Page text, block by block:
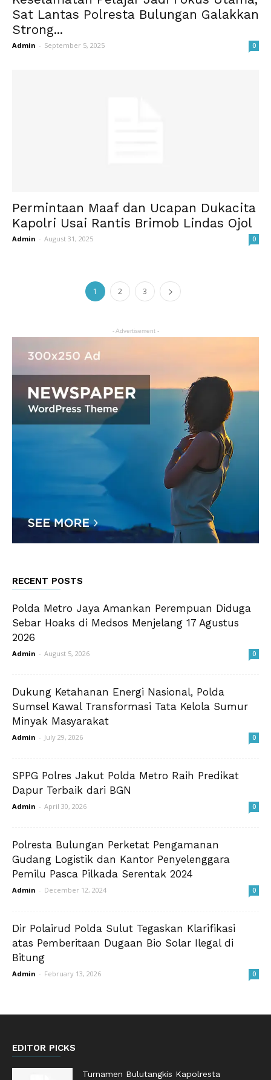
Sat Lantas Polresta Bulungan Galakkan
Strong...
Admin - September 5, 2025 0
Permintaan Maaf dan Ucapan Dukacita
Kapolri Usai Rantis Brimob Lindas Ojol
Admin - August 31, 2025 0
1 2 3
- Advertisement -
RECENT POSTS
Polda Metro Jaya Amankan Perempuan Diduga
Sebar Hoaks di Medsos Menjelang 17 Agustus
2026
Admin - August 5, 2026 0
Dukung Ketahanan Energi Nasional, Polda
Sumsel Kawal Transformasi Tata Kelola Sumur
Minyak Masyarakat
Admin - July 29, 2026 0
SPPG Polres Jakut Polda Metro Raih Predikat
Dapur Terbaik dari BGN
Admin - April 30, 2026 0
Polresta Bulungan Perketat Pengamanan
Gudang Logistik dan Kantor Penyelenggara
Pemilu Pasca Pilkada Serentak 2024
Admin - December 12, 2024 0
Dir Polairud Polda Sulut Tegaskan Klarifikasi
atas Pemberitaan Dugaan Bio Solar Ilegal di
Bitung
Admin - February 13, 2026 0
EDITOR PICKS
Turnamen Bulutangkis Kapolresta